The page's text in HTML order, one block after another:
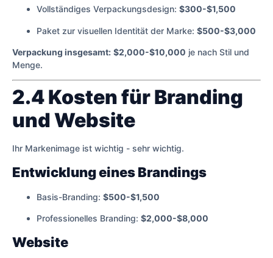
Vollständiges Verpackungsdesign: $300-$1,500
Paket zur visuellen Identität der Marke: $500-$3,000
Verpackung insgesamt: $2,000-$10,000 je nach Stil und
Menge.
2.4 Kosten für Branding
und Website
Ihr Markenimage ist wichtig - sehr wichtig.
Entwicklung eines Brandings
Basis-Branding: $500-$1,500
Professionelles Branding: $2,000-$8,000
Website